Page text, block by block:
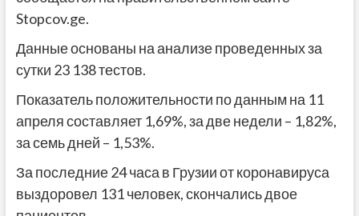
Stopcov.ge.
Данные основаны на анализе проведенных за
сутки 23 138 тестов.
Показатель положительности по данным на 11
апреля составляет 1,69%, за две недели – 1,82%,
за семь дней – 1,53%.
За последние 24 часа в Грузии от коронавируса
выздоровел 131 человек, скончались двое